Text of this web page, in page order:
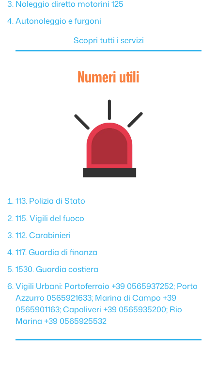
Noleggio diretto motorini 125
Autonoleggio e furgoni
Scopri tutti i servizi
Numeri utili
113. Polizia di Stato
115. Vigili del fuoco
112. Carabinieri
117. Guardia di finanza
1530. Guardia costiera
Vigili Urbani: Portoferraio +39 0565937252; Porto
Azzurro 0565921633; Marina di Campo +39
0565901163; Capoliveri +39 0565935200; Rio
Marina +39 0565925532